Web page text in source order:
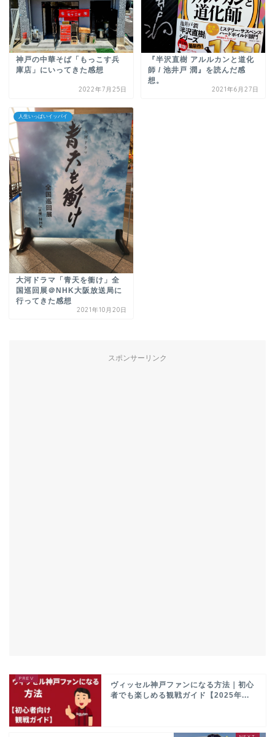
神戸の中華そば「もっこす兵
庫店」にいってきた感想
2022年7月25日
『半沢直樹 アルルカンと道化
師 / 池井戸 潤』を読んだ感
想。
2021年6月27日
人生いっぱいイッパイ
大河ドラマ「青天を衝け」全
国巡回展＠NHK大阪放送局に
行ってきた感想
2021年10月20日
スポンサーリンク
ヴィッセル神戸ファンになる方法｜初心
者でも楽しめる観戦ガイド【2025年...